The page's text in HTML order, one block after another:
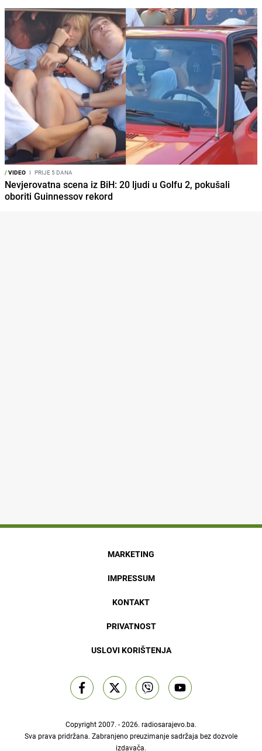
/VIDEO I PRIJE 5 DANA
Nevjerovatna scena iz BiH: 20 ljudi u Golfu 2, pokušali
oboriti Guinnessov rekord
MARKETING
IMPRESSUM
KONTAKT
PRIVATNOST
USLOVI KORIŠTENJA
Copyright 2007. - 2026. radiosarajevo.ba.
Sva prava pridržana. Zabranjeno preuzimanje sadržaja bez dozvole
izdavača.